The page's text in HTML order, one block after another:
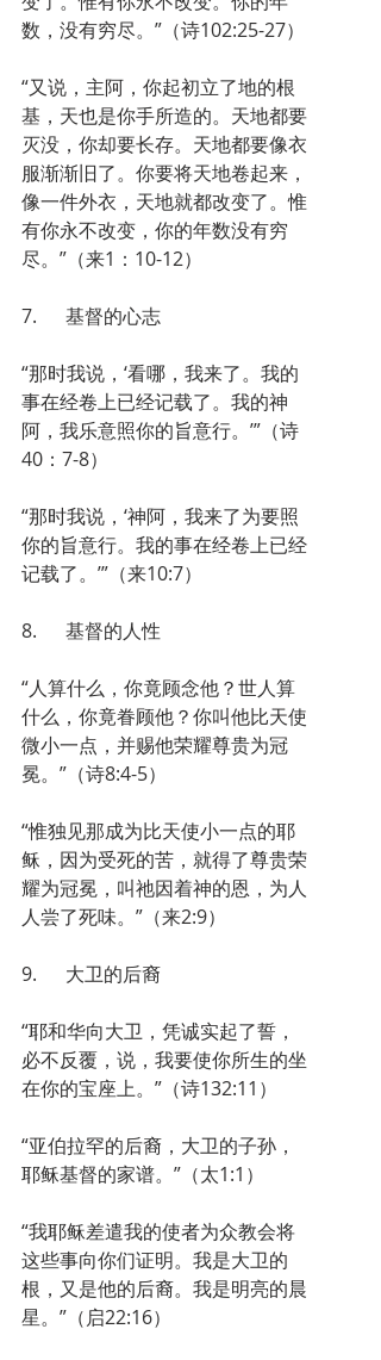
数，没有穷尽。”（诗102:25-27）
“又说，主阿，你起初立了地的根
基，天也是你手所造的。天地都要
灭没，你却要长存。天地都要像衣
服渐渐旧了。你要将天地卷起来，
像一件外衣，天地就都改变了。惟
有你永不改变，你的年数没有穷
尽。”（来1：10-12）
7.      基督的心志
“那时我说，‘看哪，我来了。我的
事在经卷上已经记载了。我的神
阿，我乐意照你的旨意行。’”（诗
40：7-8）
“那时我说，‘神阿，我来了为要照
你的旨意行。我的事在经卷上已经
记载了。’”（来10:7）
8.      基督的人性
“人算什么，你竟顾念他？世人算
什么，你竟眷顾他？你叫他比天使
微小一点，并赐他荣耀尊贵为冠
冕。”（诗8:4-5）
“惟独见那成为比天使小一点的耶
稣，因为受死的苦，就得了尊贵荣
耀为冠冕，叫祂因着神的恩，为人
人尝了死味。”（来2:9）
9.      大卫的后裔
“耶和华向大卫，凭诚实起了誓，
必不反覆，说，我要使你所生的坐
在你的宝座上。”（诗132:11）
“亚伯拉罕的后裔，大卫的子孙，
耶稣基督的家谱。”（太1:1）
“我耶稣差遣我的使者为众教会将
这些事向你们证明。我是大卫的
根，又是他的后裔。我是明亮的晨
星。”（启22:16）